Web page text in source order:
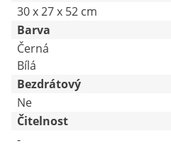
30 x 27 x 52 cm
Barva
Černá
Bílá
Bezdrátový
Ne
Čitelnost
-